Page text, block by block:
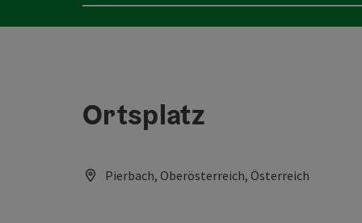
Ortsplatz
Pierbach, Oberösterreich, Österreich